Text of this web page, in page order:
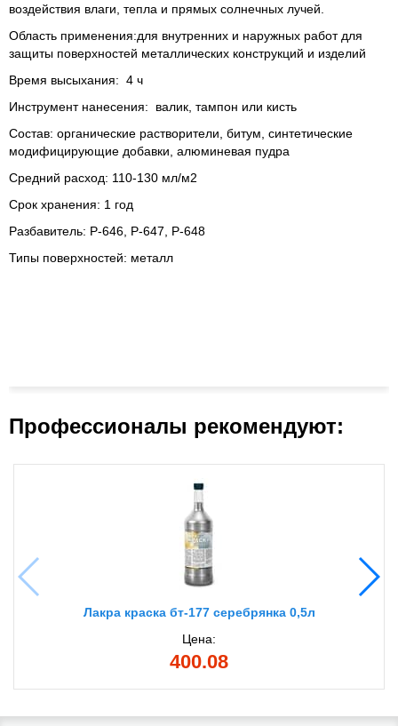
воздействия влаги, тепла и прямых солнечных лучей.
Область применения:для внутренних и наружных работ для
защиты поверхностей металлических конструкций и изделий
Время высыхания: 4 ч
Инструмент нанесения: валик, тампон или кисть
Состав: органические растворители, битум, синтетические
модифицирующие добавки, алюминевая пудра
Средний расход: 110-130 мл/м2
Срок хранения: 1 год
Разбавитель: Р-646, Р-647, Р-648
Типы поверхностей: металл
Профессионалы рекомендуют:
Лакра краска бт-177 серебрянка 0,5л
Цена:
400.08